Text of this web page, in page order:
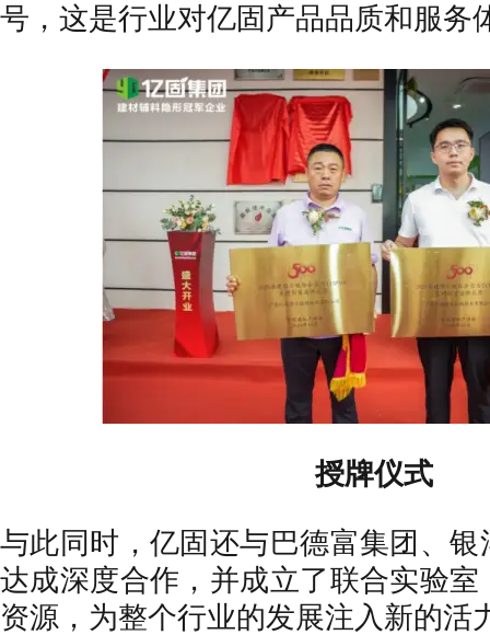
号，这是行业对亿固产品品质和服务
授牌仪式
与此同时，亿固还与巴德富集团、
达成深度合作，并成立了联合实验
资源，为整个行业的发展注入新的活